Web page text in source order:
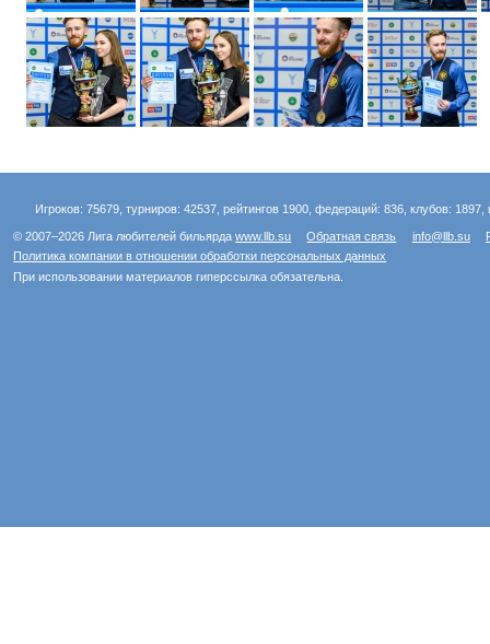
Игроков: 75679, турниров: 42537, рейтингов 1900, федераций: 836, клубов:
© 2007–2026 Лига любителей бильярдаwww.llb.su Обратная связь info@llb.su
Политика компании в отношении обработки персональных данных
При использовании материалов гиперссылка обязательна.